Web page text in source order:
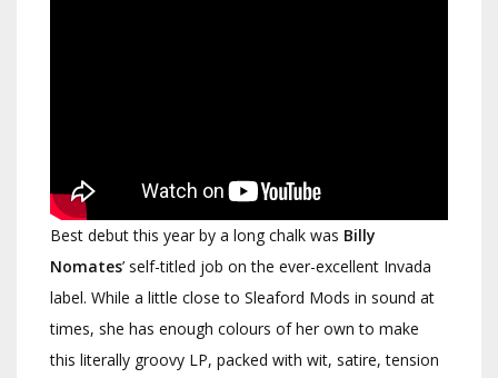
Best debut this year by a long chalk was Billy
Nomates’ self-titled job on the ever-excellent Invada
label. While a little close to Sleaford Mods in sound at
times, she has enough colours of her own to make
this literally groovy LP, packed with wit, satire, tension